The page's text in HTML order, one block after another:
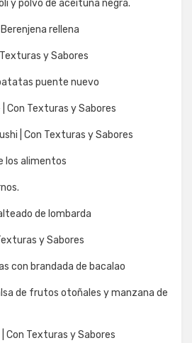
y polvo de aceituna negra.
rellena
y Sabores
puente nuevo
Con Texturas y Sabores
| Con Texturas y Sabores
los alimentos
de lombarda
y Sabores
con brandada de bacalao
de frutos otoñales y manzana de
Con Texturas y Sabores